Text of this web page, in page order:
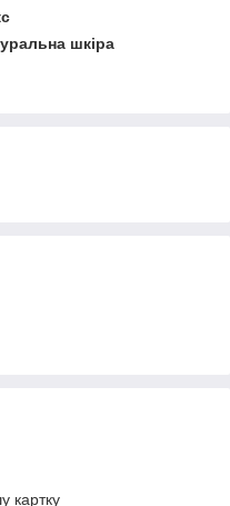
шкіра
картку